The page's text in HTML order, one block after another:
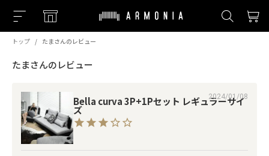
トップ たまさんのレビュー
たまさんのレビュー
Bella curva 3P+1Pセット レギュラーサイ
ズ
2024/01/08